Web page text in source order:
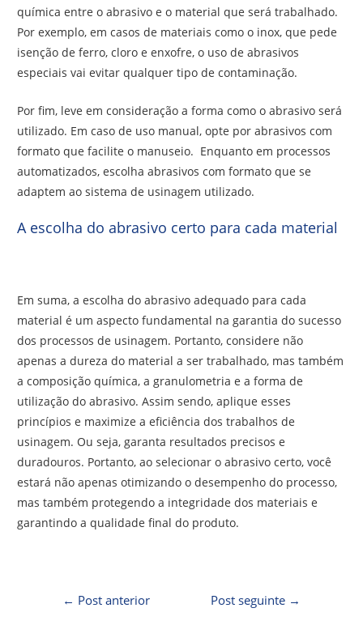
química entre o abrasivo e o material que será trabalhado.
Por exemplo, em casos de materiais como o inox, que pede
isenção de ferro, cloro e enxofre, o uso de abrasivos
especiais vai evitar qualquer tipo de contaminação.
Por fim, leve em consideração a forma como o abrasivo será
utilizado. Em caso de uso manual, opte por abrasivos com
formato que facilite o manuseio. Enquanto em processos
automatizados, escolha abrasivos com formato que se
adaptem ao sistema de usinagem utilizado.
A escolha do abrasivo certo para cada material
Em suma, a escolha do abrasivo adequado para cada
material é um aspecto fundamental na garantia do sucesso
dos processos de usinagem. Portanto, considere não
apenas a dureza do material a ser trabalhado, mas também
a composição química, a granulometria e a forma de
utilização do abrasivo. Assim sendo, aplique esses
princípios e maximize a eficiência dos trabalhos de
usinagem. Ou seja, garanta resultados precisos e
duradouros. Portanto, ao selecionar o abrasivo certo, você
estará não apenas otimizando o desempenho do processo,
mas também protegendo a integridade dos materiais e
garantindo a qualidade final do produto.
← Post anterior Post seguinte →